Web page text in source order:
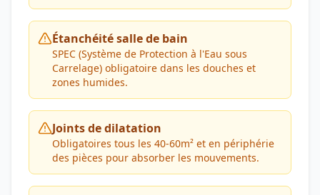
Étanchéité salle de bain
SPEC (Système de Protection à l'Eau sous
Carrelage) obligatoire dans les douches et
zones humides.
Joints de dilatation
Obligatoires tous les 40-60m² et en périphérie
des pièces pour absorber les mouvements.